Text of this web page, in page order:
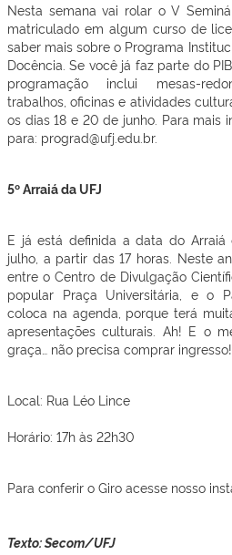
Nesta semana vai rolar o V
matriculado em algum curso de
saber mais sobre o Programa
Docência. Se você já faz parte do
programação inclui mesas-
trabalhos, oficinas e atividades
os dias 18 e 20 de junho. Para mais
para: prograd@ufj.edu.br.
5º Arraiá da UFJ
E já está definida a data do
julho, a partir das 17 horas. Neste
entre o Centro de Divulgação
popular Praça Universitária, e o
coloca na agenda, porque terá
apresentações culturais. Ah! E o
graça… não precisa comprar ingresso!
Local: Rua Léo Lince
Horário: 17h às 22h30
Para conferir o Giro acesse nosso
Texto: Secom/UFJ